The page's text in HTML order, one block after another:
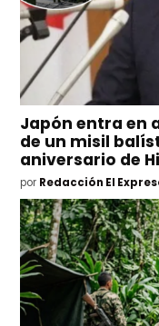
Japón entra en
de un misil
aniversario de
por Redacción El